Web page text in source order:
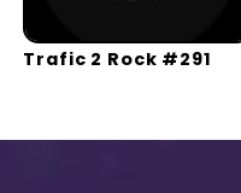
Trafic 2 Rock #291